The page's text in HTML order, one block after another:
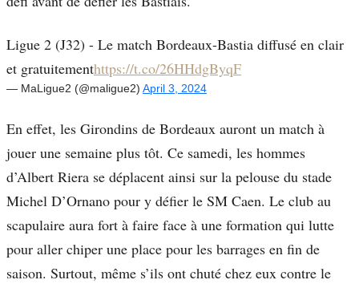
Ligue 2 (J32) - Le match Bordeaux-Bastia diffusé en clair
et gratuitementhttps://t.co/26HHdgByqF
— MaLigue2 (@maligue2) April 3, 2024
En effet, les Girondins de Bordeaux auront un match à
jouer une semaine plus tôt. Ce samedi, les hommes
d’Albert Riera se déplacent ainsi sur la pelouse du stade
Michel D’Ornano pour y défier le SM Caen. Le club au
scapulaire aura fort à faire face à une formation qui lutte
pour aller chiper une place pour les barrages en fin de
saison. Surtout, même s’ils ont chuté chez eux contre le